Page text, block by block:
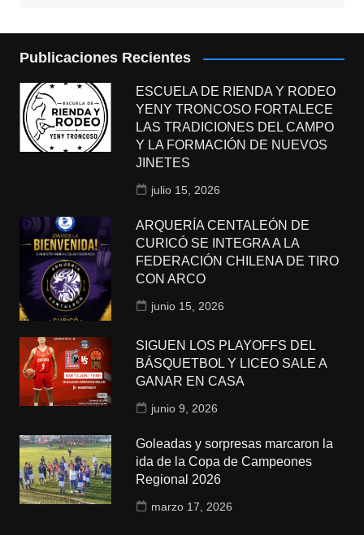
Publicaciones Recientes
ESCUELA DE RIENDA Y RODEO
YENY TRONCOSO FORTALECE
LAS TRADICIONES DEL CAMPO
Y LA FORMACIÓN DE NUEVOS
JINETES
julio 15, 2026
ARQUERÍA CENTALEÓN DE
CURICÓ SE INTEGRA A LA
FEDERACIÓN CHILENA DE TIRO
CON ARCO
junio 15, 2026
SIGUEN LOS PLAYOFFS DEL
BÁSQUETBOL Y LICEO SALE A
GANAR EN CASA
junio 9, 2026
Goleadas y sorpresas marcaron la
ida de la Copa de Campeones
Regional 2026
marzo 17, 2026